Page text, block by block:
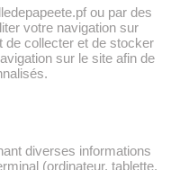
ou par des
votre navigation sur
de collecter et de stocker
sur le site afin de
diverses informations
(ordinateur, tablette,